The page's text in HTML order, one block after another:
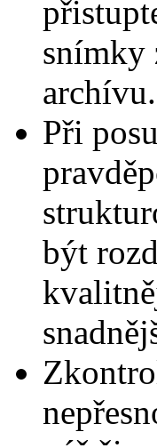
snímky
archívu.
Při
být